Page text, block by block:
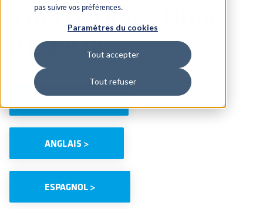
pas suivre vos préférences.
Paramètres du cookies
Tout accepter
Tout refuser
STARTER KEG - MODE
D'EMPLOI
FRANÇAIS >
ANGLAIS >
ESPAGNOL >